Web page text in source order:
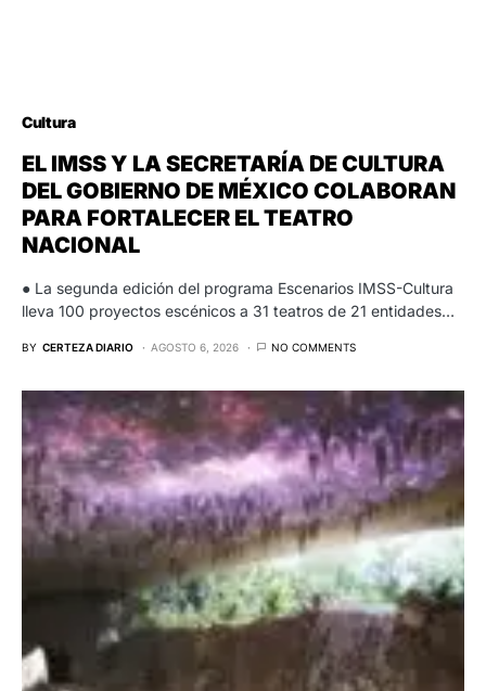
Cultura
EL IMSS Y LA SECRETARÍA DE CULTURA
DEL GOBIERNO DE MÉXICO COLABORAN
PARA FORTALECER EL TEATRO
NACIONAL
● La segunda edición del programa Escenarios IMSS-Cultura
lleva 100 proyectos escénicos a 31 teatros de 21 entidades…
BY CERTEZA DIARIO AGOSTO 6, 2026 NO COMMENTS